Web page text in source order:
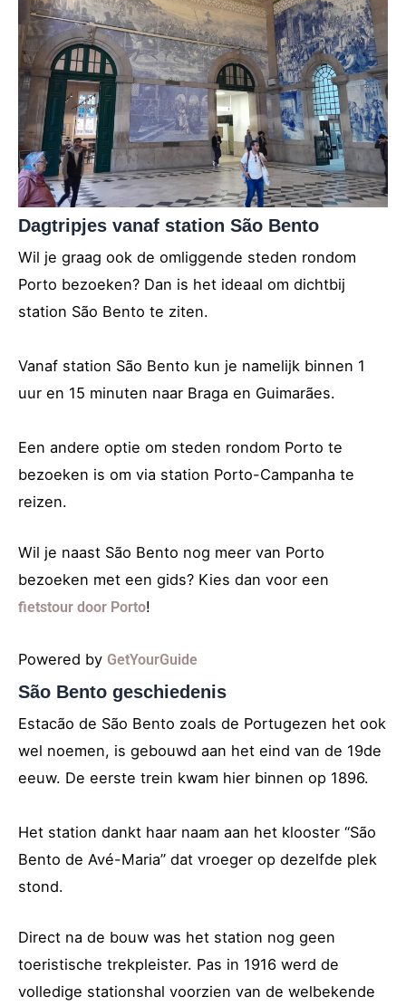
Dagtripjes vanaf station São Bento
Wil je graag ook de omliggende steden rondom
Porto bezoeken? Dan is het ideaal om dichtbij
station São Bento te ziten.
Vanaf station São Bento kun je namelijk binnen 1
uur en 15 minuten naar Braga en Guimarães.
Een andere optie om steden rondom Porto te
bezoeken is om via station Porto-Campanha te
reizen.
Wil je naast São Bento nog meer van Porto
bezoeken met een gids? Kies dan voor een
fietstour door Porto!
Powered by GetYourGuide
São Bento geschiedenis
Estacão de São Bento zoals de Portugezen het ook
wel noemen, is gebouwd aan het eind van de 19de
eeuw. De eerste trein kwam hier binnen op 1896.
Het station dankt haar naam aan het klooster “São
Bento de Avé-Maria” dat vroeger op dezelfde plek
stond.
Direct na de bouw was het station nog geen
toeristische trekpleister. Pas in 1916 werd de
volledige stationshal voorzien van de welbekende